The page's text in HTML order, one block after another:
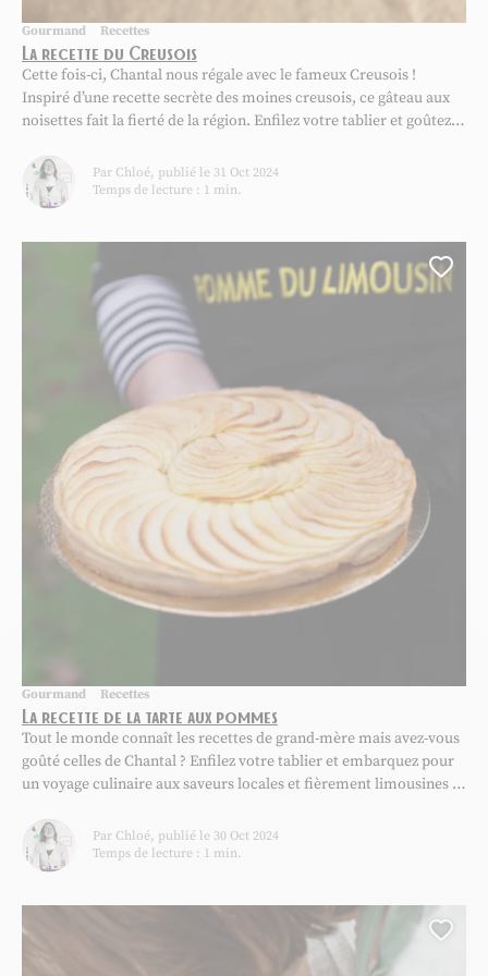
La recette du Creusois
Gourmand Recettes
Cette fois-ci, Chantal nous régale avec le fameux Creusois !
Inspiré d’une recette secrète des moines creusois, ce gâteau aux
noisettes fait la fierté de la région. Enfilez votre tablier et goûtez
du Limousin ! À vos tabliers ! Partagez vos créations sur les
réseaux...
Par Chloé, publié le 31 Oct 2024
Temps de lecture : 1 min.
La recette de la tarte aux pommes
Gourmand Recettes
Tout le monde connaît les recettes de grand-mère mais avez-vous
goûté celles de Chantal ? Enfilez votre tablier et embarquez pour
un voyage culinaire aux saveurs locales et fièrement limousines !
des Golden du Limousin), on en salive déjà ! À vos tabliers !
Partagez vos...
Par Chloé, publié le 30 Oct 2024
Temps de lecture : 1 min.